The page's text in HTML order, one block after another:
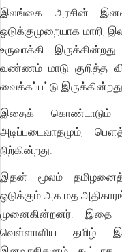
இலங்கை அரசின்
ஒடுக்குமுறையாக மாறி,
உருவாக்கி
வண்ணம் மாடு குறித்த
வைக்கப்பட்டு இருக்கின்றது.
இதைக் கொண்டாடும்
அடிப்படைவாதமும்,
நிற்கின்றது.
இதன் மூலம்
ஒடுக்கும் அக மத
முனைகின்றனர். இதை
வெள்ளாளிய தமிழ்